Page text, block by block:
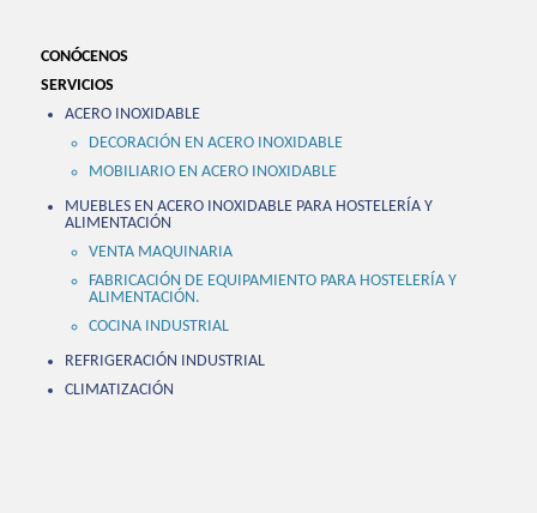
CONÓCENOS
SERVICIOS
ACERO INOXIDABLE
DECORACIÓN EN ACERO INOXIDABLE
MOBILIARIO EN ACERO INOXIDABLE
MUEBLES EN ACERO INOXIDABLE PARA HOSTELERÍA Y
ALIMENTACIÓN
VENTA MAQUINARIA
FABRICACIÓN DE EQUIPAMIENTO PARA HOSTELERÍA Y
ALIMENTACIÓN.
COCINA INDUSTRIAL
REFRIGERACIÓN INDUSTRIAL
CLIMATIZACIÓN